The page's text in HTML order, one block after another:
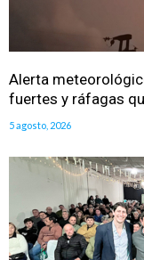
Alerta
fuertes y ráfagas
5 agosto, 2026